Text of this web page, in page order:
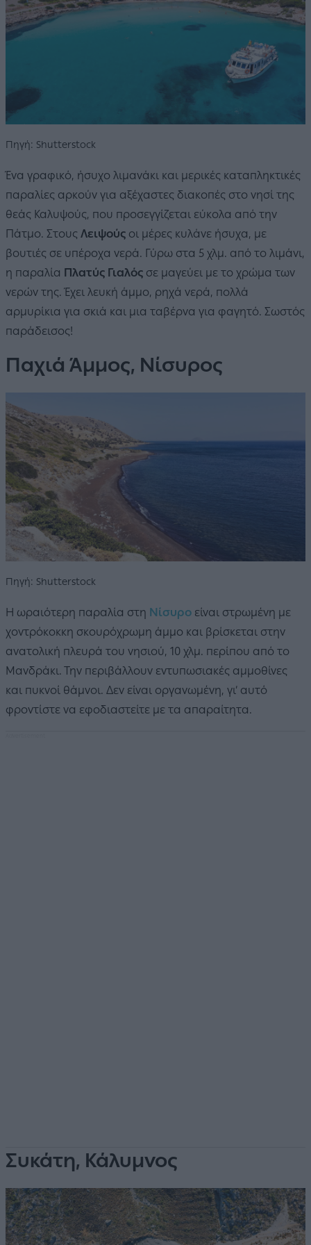
Πηγή: Shutterstock
Ένα γραφικό, ήσυχο λιμανάκι και μερικές καταπληκτικές
παραλίες αρκούν για αξέχαστες διακοπές στο νησί της
θεάς Καλυψούς, που προσεγγίζεται εύκολα από την
Πάτμο. Στους Λειψούς οι μέρες κυλάνε ήσυχα, με
βουτιές σε υπέροχα νερά. Γύρω στα 5 χλμ. από το λιμάνι,
η παραλία Πλατύς Γιαλός σε μαγεύει με το χρώμα των
νερών της. Έχει λευκή άμμο, ρηχά νερά, πολλά
αρμυρίκια για σκιά και μια ταβέρνα για φαγητό. Σωστός
παράδεισος!
Παχιά Άμμος, Νίσυρος
Πηγή: Shutterstock
Η ωραιότερη παραλία στη Νίσυρο είναι στρωμένη με
χοντρόκοκκη σκουρόχρωμη άμμο και βρίσκεται στην
ανατολική πλευρά του νησιού, 10 χλμ. περίπου από το
Μανδράκι. Την περιβάλλουν εντυπωσιακές αμμοθίνες
και πυκνοί θάμνοι. Δεν είναι οργανωμένη, γι’ αυτό
φροντίστε να εφοδιαστείτε με τα απαραίτητα.
Συκάτη, Κάλυμνος